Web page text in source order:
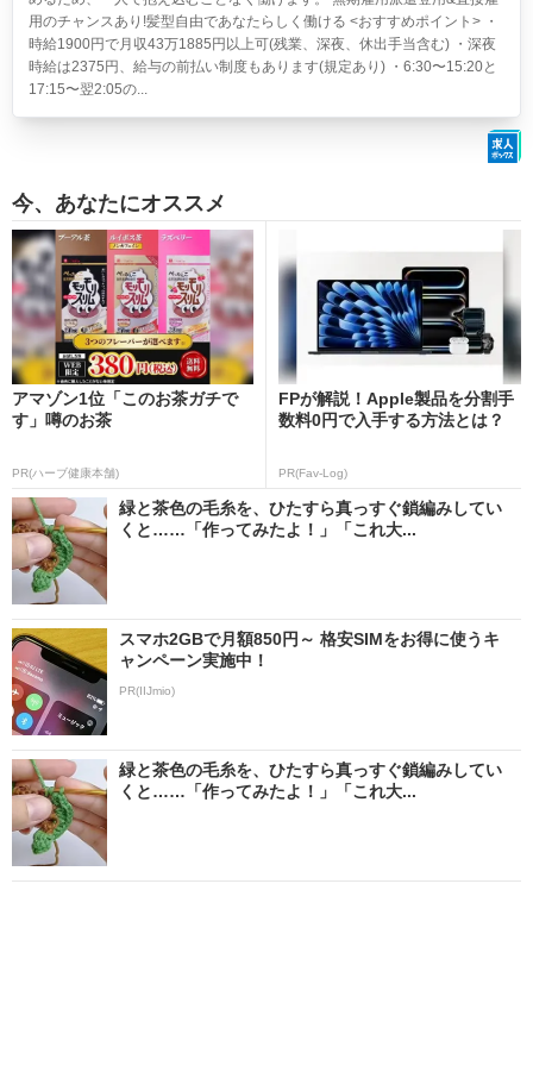
用のチャンスあり!髪型自由であなたらしく働ける <おすすめポイント> ・
時給1900円で月収43万1885円以上可(残業、深夜、休出手当含む) ・深夜
時給は2375円、給与の前払い制度もあります(規定あり) ・6:30〜15:20と
17:15〜翌2:05の...
今、あなたにオススメ
アマゾン1位「このお茶ガチで
す」噂のお茶
PR(ハーブ健康本舗)
FPが解説！Apple製品を分割手
数料0円で入手する方法とは？
PR(Fav-Log)
緑と茶色の毛糸を、ひたすら真っすぐ鎖編みしてい
くと……「作ってみたよ！」「これ大...
スマホ2GBで月額850円～ 格安SIMをお得に使うキ
ャンペーン実施中！
PR(IIJmio)
緑と茶色の毛糸を、ひたすら真っすぐ鎖編みしてい
くと……「作ってみたよ！」「これ大...